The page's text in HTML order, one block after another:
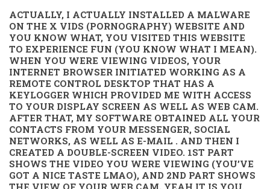
ACTUALLY, I ACTUALLY INSTALLED A MALWARE
ON THE X VIDS (PORNOGRAPHY) WEBSITE AND
YOU KNOW WHAT, YOU VISITED THIS WEBSITE
TO EXPERIENCE FUN (YOU KNOW WHAT I MEAN).
WHEN YOU WERE VIEWING VIDEOS, YOUR
INTERNET BROWSER INITIATED WORKING AS A
REMOTE CONTROL DESKTOP THAT HAS A
KEYLOGGER WHICH PROVIDED ME WITH ACCESS
TO YOUR DISPLAY SCREEN AS WELL AS WEB CAM.
AFTER THAT, MY SOFTWARE OBTAINED ALL YOUR
CONTACTS FROM YOUR MESSENGER, SOCIAL
NETWORKS, AS WELL AS E-MAIL . AND THEN I
CREATED A DOUBLE-SCREEN VIDEO. 1ST PART
SHOWS THE VIDEO YOU WERE VIEWING (YOU’VE
GOT A NICE TASTE LMAO), AND 2ND PART SHOWS